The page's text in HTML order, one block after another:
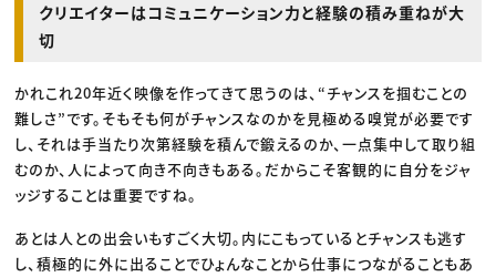
クリエイターはコミュニケーション力と経験の積み重ねが大
切
かれこれ20年近く映像を作ってきて思うのは、“チャンスを掴むことの
難しさ”です。そもそも何がチャンスなのかを見極める嗅覚が必要です
し、それは手当たり次第経験を積んで鍛えるのか、一点集中して取り組
むのか、人によって向き不向きもある。だからこそ客観的に自分をジャ
ッジすることは重要ですね。
あとは人との出会いもすごく大切。内にこもっているとチャンスも逃す
し、積極的に外に出ることでひょんなことから仕事につながることもあ